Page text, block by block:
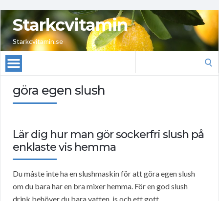
Starkcvitamin
Starkcvitamin.se
göra egen slush
Lär dig hur man gör sockerfri slush på
enklaste vis hemma
Du måste inte ha en slushmaskin för att göra egen slush
om du bara har en bra mixer hemma. För en god slush
drink behöver du bara vatten, is och ett gott